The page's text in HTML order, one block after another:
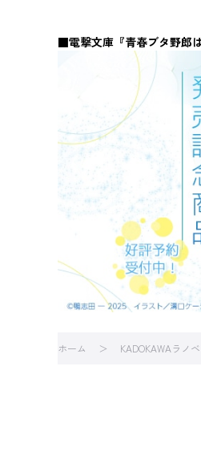
■電撃文庫『青春ブタ野郎
ホーム KADOKAWAラノ